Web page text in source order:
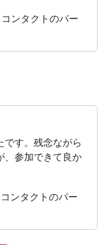
ンタクトのパー
です。残念ながら
、参加できて良か
ンタクトのパー